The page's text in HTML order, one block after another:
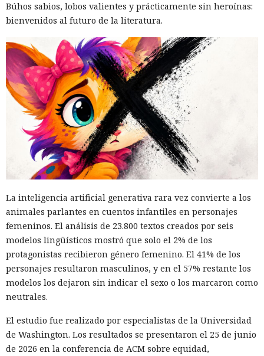
El canadiense Connor Riley Muka ganó dinero durante
muchos meses con datos robados de otras personas, antes
uno de los mayores hackeos de los últimos años — ataque a
la plataforma en la nube Snowflake.
Muka, de 26 años, se declaró culpable de cargos de fraude
informático y telefónico, robo agravado de datos personales
y conspiración en un tribunal federal del estado de
Washington. Su sentencia se dictará el 27 de octubre; la
pena máxima es de hasta 32 años de prisión.
Muka y sus cómplices utilizaron credenciales robadas para
acceder a cuentas de Snowflake y robaron información de al
menos 165 empresas. Entre las afectadas se encuentran
Búhos sabios, lobos valientes y prácticamente sin heroínas:
bienvenidos al futuro de la literatura.
La inteligencia artificial generativa rara vez convierte a los
animales parlantes en cuentos infantiles en personajes
femeninos. El análisis de 23.800 textos creados por seis
modelos lingüísticos mostró que solo el 2% de los
protagonistas recibieron género femenino. El 41% de los
personajes resultaron masculinos, y en el 57% restante los
modelos los dejaron sin indicar el sexo o los marcaron como
neutrales.
El estudio fue realizado por especialistas de la Universidad
de Washington. Los resultados se presentaron el 25 de junio
de 2026 en la conferencia de ACM sobre equidad,